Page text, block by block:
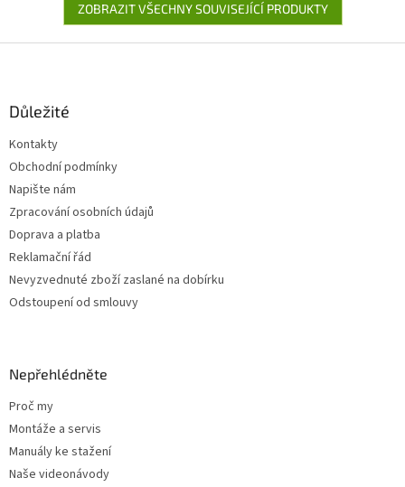
ZOBRAZIT VŠECHNY SOUVISEJÍCÍ PRODUKTY
Důležité
Kontakty
Obchodní podmínky
Napište nám
Zpracování osobních údajů
Doprava a platba
Reklamační řád
Nevyzvednuté zboží zaslané na dobírku
Odstoupení od smlouvy
Nepřehlédněte
Proč my
Montáže a servis
Manuály ke stažení
Naše videonávody